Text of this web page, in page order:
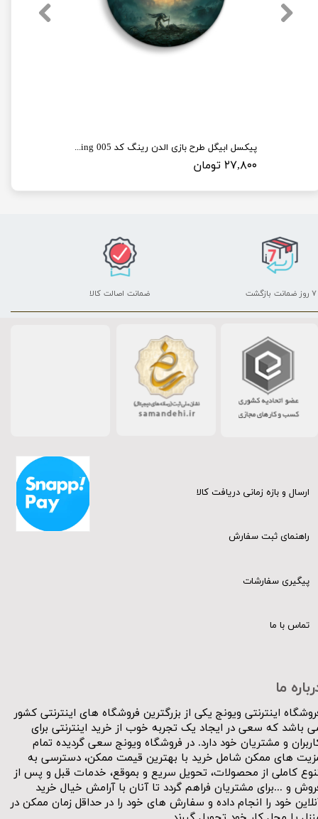
پیکسل ابیگل طرح بازی الدن رینگ کد elden ring 005
۲۷,۸۰۰ تومان
ما
اینترنتی ویونج یکی از بزرگترین فروشگاه های اینترنتی کشور
باشد که سعی در ایجاد یک تجربه خوب از خرید اینترنتی برای
و مشتریان خود دارد. در فروشگاه ویونج سعی گردیده تمام
های ممکن شامل خرید با بهترین قیمت ممکن، دسترسی به
کاملی از محصولات، تحویل سریع و بموقع، خدمات قبل و پس از
و ...برای مشتریان فراهم گردد تا آنان با آرامش خیال خرید
خود را انجام داده و سفارش های خود را در حداقل زمان ممکن در
ارسال و بازه زمانی دریافت کالا
راهنمای ثبت سفارش
پیگیری سفارشات
تماس با ما
۷ روز ضمانت بازگشت ضمانت اصالت کالا